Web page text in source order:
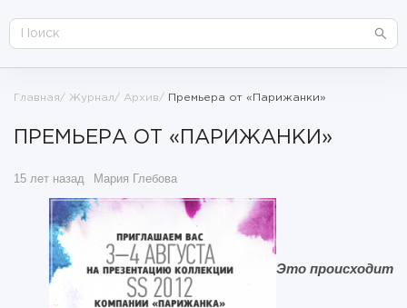
Главная Журнал Архив Премьера от «Парижанки»
ПРЕМЬЕРА ОТ «ПАРИЖАНКИ»
15 лет назад Мария Глебова
Это происходит